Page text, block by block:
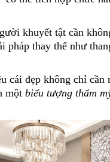
khuyết tật cần
pháp thay thế như
cái đẹp không chỉ cần
mộtbiểu tượng thẩm